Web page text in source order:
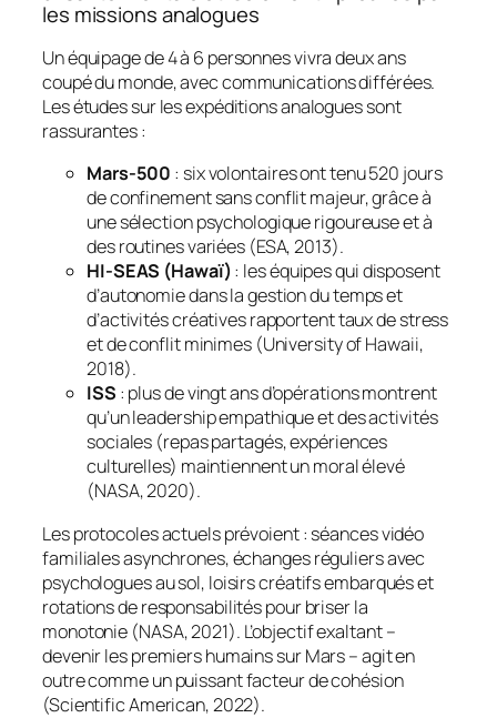
les missions analogues
Un équipage de 4 à 6 personnes vivra deux ans
coupé du monde, avec communications différées.
Les études sur les expéditions analogues sont
rassurantes :
Mars-500 : six volontaires ont tenu 520 jours
de confinement sans conflit majeur, grâce à
une sélection psychologique rigoureuse et à
des routines variées (ESA, 2013).
HI-SEAS (Hawaï) : les équipes qui disposent
d’autonomie dans la gestion du temps et
d’activités créatives rapportent taux de stress
et de conflit minimes (University of Hawaii,
2018).
ISS : plus de vingt ans d’opérations montrent
qu’un leadership empathique et des activités
sociales (repas partagés, expériences
culturelles) maintiennent un moral élevé
(NASA, 2020).
Les protocoles actuels prévoient : séances vidéo
familiales asynchrones, échanges réguliers avec
psychologues au sol, loisirs créatifs embarqués et
rotations de responsabilités pour briser la
monotonie (NASA, 2021). L’objectif exaltant –
devenir les premiers humains sur Mars – agit en
outre comme un puissant facteur de cohésion
(Scientific American, 2022).